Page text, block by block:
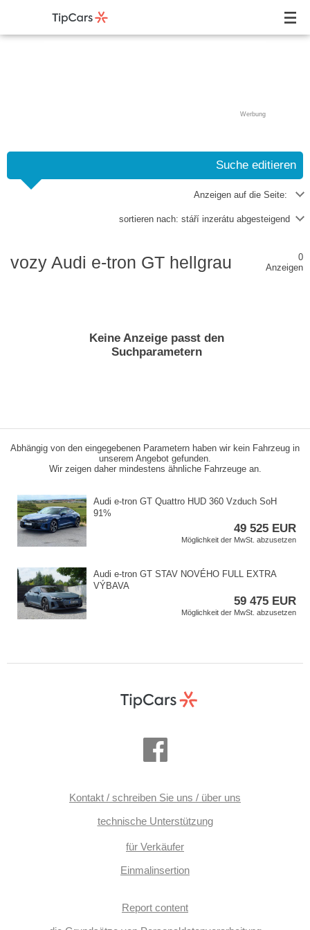
Werbung
Suche editieren
Anzeigen auf die Seite:
sortieren nach: stáří inzerátu abgesteigend
vozy Audi e-tron GT hellgrau
0
Anzeigen
Keine Anzeige passt den
Suchparametern
Abhängig von den eingegebenen Parametern haben wir kein Fahrzeug in
unserem Angebot gefunden.
Wir zeigen daher mindestens ähnliche Fahrzeuge an.
Audi e​-tron GT Quattro HUD 360 Vzduch SoH
91%
49 525 EUR
Möglichkeit der MwSt. abzusetzen
Audi e​-tron GT STAV NOVÉHO FULL EXTRA
VÝBAVA
59 475 EUR
Möglichkeit der MwSt. abzusetzen
Kontakt / schreiben Sie uns / über uns
technische Unterstützung
für Verkäufer
Einmalinsertion
Report content